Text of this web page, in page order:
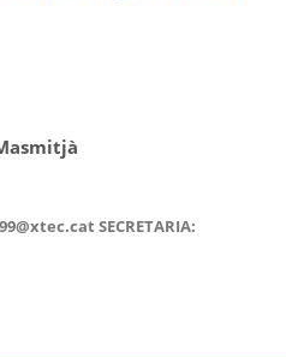
SECRETARIA: